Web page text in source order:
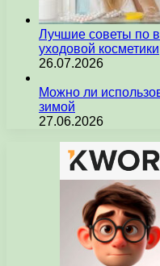
Лучшие советы по
уходовой косметики
26.07.2026
Можно ли
зимой
27.06.2026